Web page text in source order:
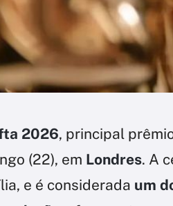
2026, principal
(22), em Londres. A
e é considerada um